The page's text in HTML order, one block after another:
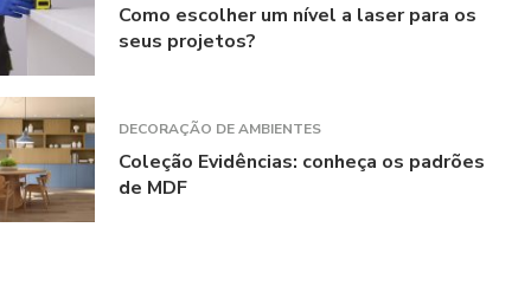
Como escolher um nível a laser para os
seus projetos?
DECORAÇÃO DE AMBIENTES
Coleção Evidências: conheça os padrões
de MDF